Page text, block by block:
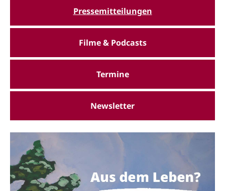
Pressemitteilungen
Filme & Podcasts
Termine
Newsletter